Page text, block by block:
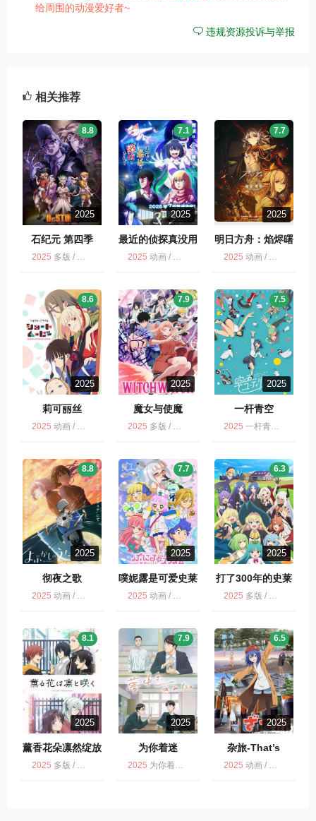
给周围的动漫爱好者~
违规资源投诉与举报
相关推荐
2025
石纪元 第四季
Dr.STONE
8.8
2025 多版 / 动画
2025
最近的侦探真没用
7.1
2025 动画 / 喜剧 / 最近的侦探真没用 / 多版
2025
明日方舟：焰烬曙
明
7.7
2025 动画 / 多版 / 科幻 / 动作
2025
莉可丽丝
8.6
2025 动画 / 多版
2025
魔女与使魔
7.9
2025 多版 / 动画 / 魔女与使魔
2025
一杆青空
7.5
2025 一杆青空 / 多版 / 动画
2025
彻夜之歌
8.8
2025 动画 / 彻夜之歌 第2季 / 多版
2025
噗妮露是可爱史莱
姆
7.7
2025 动画 / 多版
2025
打了300年的史莱
姆，不知不觉就练
6.3
2025 多版 / 动画
2025
薰香花朵凛然绽放
8.1
2025 多版 / 爱情 / 喜剧 / 动画 / 薰香花朵凛然绽放
2025
为你着迷
7.9
2025 为你着迷 / 动画 / 喜剧 / 多版
2025
杂旅-That’s
Journey- ざつ旅-
6.5
2025 动画 / 多版